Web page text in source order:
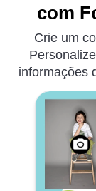
com
Crie um
informações